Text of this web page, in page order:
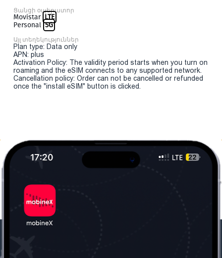
Ցանցի օպերատոր
Movistar LTE
Personal 5G
Այլ տեղեկություններ
Plan type: Data only
APN: plus
Activation Policy: The validity period starts when you turn on
roaming and the eSIM connects to any supported network.
Cancellation policy: Order can not be cancelled or refunded
once the "install eSIM" button is clicked.